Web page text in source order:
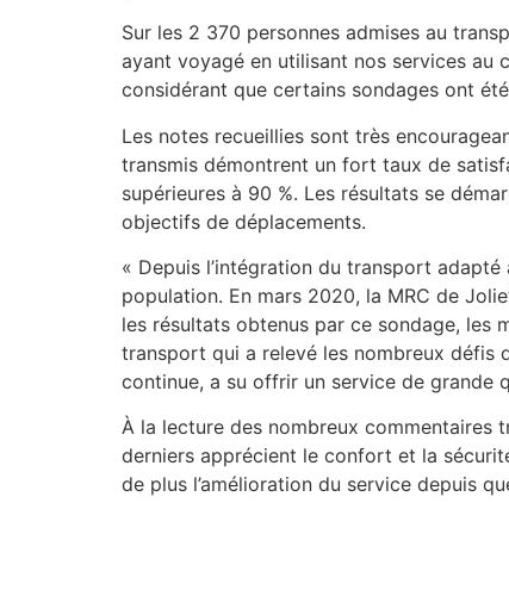
Sur les 2 370 personnes admises au
ayant voyagé en utilisant nos services au
considérant que certains sondages ont
Les notes recueillies sont très
transmis démontrent un fort taux de
supérieures à 90 %. Les résultats se
objectifs de déplacements.
« Depuis l’intégration du transport
population. En mars 2020, la MRC de
les résultats obtenus par ce sondage, les
transport qui a relevé les nombreux défis
continue, a su offrir un service de grande
À la lecture des nombreux commentaires
derniers apprécient le confort et la
de plus l’amélioration du service depuis